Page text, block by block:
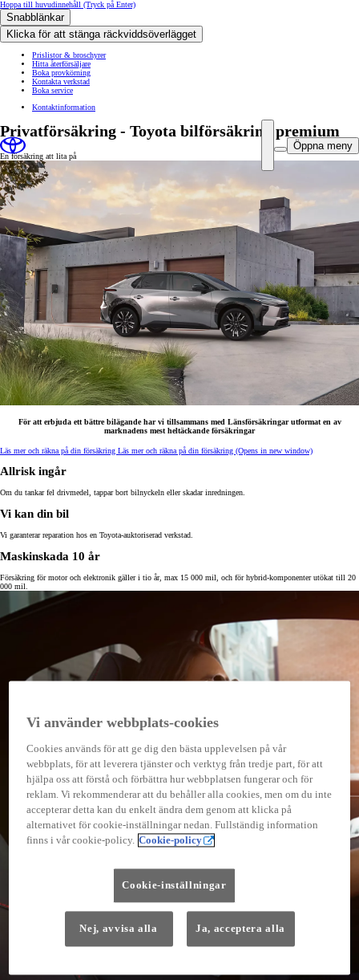
Hoppa till huvudinnehåll (Tryck på Enter)
Snabblänkar
Klicka för att stänga räckviddsöverlägget
Prislistor & broschyrer
Hitta återförsäljare
Boka provkörning
Kontakta verkstad
Boka service
Kontaktinformation
Öppna meny
Privatförsäkring - Toyota bilförsäkring premium
En försäkring att lita på
För att erbjuda ett bättre bilägande har vi tillsammans med Länsförsäkringar utformat en av
marknadens mest heltäckande försäkringar
Läs mer och räkna på din försäkring Läs mer och räkna på din försäkring (Opens in new window)
Allrisk ingår
Om du tankar fel drivmedel, tappar bort bilnyckeln eller skadar inredningen.
Vi kan din bil
Vi garanterar reparation hos en Toyota-auktoriserad verkstad.
Maskinskada 10 år
Försäkring för motor och elektronik gäller i tio år, max 15 000 mil, och för hybrid-komponenter utökat till 20
000 mil.
Vi använder webbplats-cookies
Cookies används för att ge dig den bästa upplevelsen på vår
webbplats, för att leverera tjänster och verktyg från tredje part, för att
hjälpa oss att förstå och förbättra hur webbplatsen fungerar och för
reklam. Vi rekommenderar att du behåller alla cookies, men om du inte
accepterar detta kan du enkelt ändra dem genom att klicka på
alternativet för cookie-inställningar nedan. Fullständig information
finns i vår cookie-policy. Cookie-policy
Cookie-inställningar
Nej, avvisa alla Ja, acceptera alla